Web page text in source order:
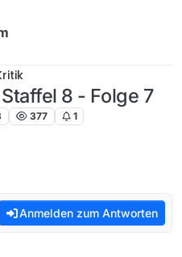
8 - Folge 7
377 1
Anmelden zum Antworten